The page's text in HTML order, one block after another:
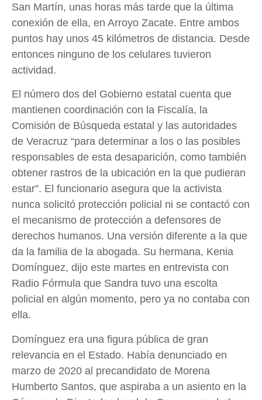
San Martín, unas horas más tarde que la última
conexión de ella, en Arroyo Zacate. Entre ambos
puntos hay unos 45 kilómetros de distancia. Desde
entonces ninguno de los celulares tuvieron
actividad.
El número dos del Gobierno estatal cuenta que
mantienen coordinación con la Fiscalía, la
Comisión de Búsqueda estatal y las autoridades
de Veracruz “para determinar a los o las posibles
responsables de esta desaparición, como también
obtener rastros de la ubicación en la que pudieran
estar”. El funcionario asegura que la activista
nunca solicitó protección policial ni se contactó con
el mecanismo de protección a defensores de
derechos humanos. Una versión diferente a la que
da la familia de la abogada. Su hermana, Kenia
Domínguez, dijo este martes en entrevista con
Radio Fórmula que Sandra tuvo una escolta
policial en algún momento, pero ya no contaba con
ella.
Domínguez era una figura pública de gran
relevancia en el Estado. Había denunciado en
marzo de 2020 al precandidato de Morena
Humberto Santos, que aspiraba a un asiento en la